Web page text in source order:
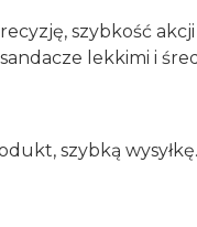
szybkość
lekkimi i
szybką